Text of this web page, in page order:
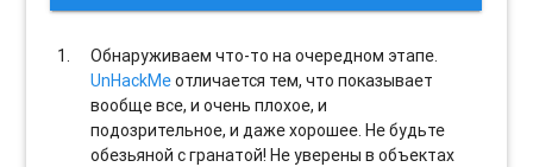
Обнаруживаем что-то на очередном этапе.
UnHackMeотличается тем, что показывает
вообще все, и очень плохое, и
подозрительное, и даже хорошее. Не будьте
обезьяной с гранатой! Не уверены в объектах